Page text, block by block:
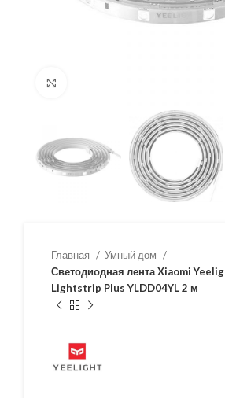
Главная
Умный дом
Светодиодная лента Xiaomi
Lightstrip Plus YLDD04YL 2 м